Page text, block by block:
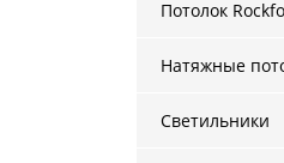
Потолок
Натяжные
Светильники